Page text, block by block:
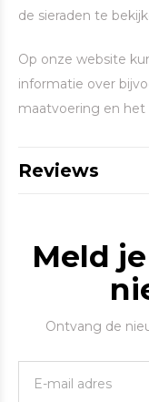
de sieraden te
Op onze website
informatie over
maatvoering en het
Reviews
Meld
Ontvang de